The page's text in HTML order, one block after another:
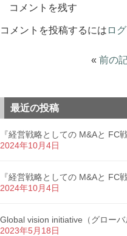
コメントを残す
コメントを投稿するには ロ
« 前の
最近の投稿
『経営戦略としての M&Aと FC
2024年10月4日
『経営戦略としての M&Aと FC
2024年10月4日
Global vision initiative（グローバ
2023年5月18日